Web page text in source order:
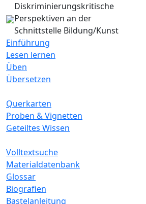
Diskriminierungskritische
Perspektiven an der
Schnittstelle Bildung/Kunst
Einführung
Lesen lernen
Üben
Übersetzen
Querkarten
Proben & Vignetten
Geteiltes Wissen
Volltextsuche
Materialdatenbank
Glossar
Biografien
Bastelanleitung